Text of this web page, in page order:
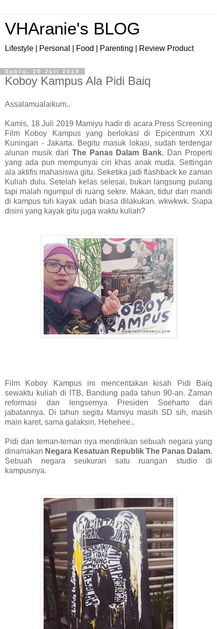
VHAranie's BLOG
Lifestyle | Personal | Food | Parenting | Review Product
Sabtu, 20 Juli 2019
Koboy Kampus Ala Pidi Baiq
Assalamualaikum..
Kamis, 18 Juli 2019 Mamiyu hadir di acara Press Screening
Film Koboy Kampus yang berlokasi di Epicentrum XXI
Kuningan - Jakarta. Begitu masuk lokasi, sudah terdengar
alunan musik dari The Panas Dalam Bank. Dan Properti
yang ada pun mempunyai ciri khas anak muda. Settingan
ala aktifis mahasiswa gitu. Seketika jadi flashback ke zaman
Kuliah dulu. Setelah kelas selesai, bukan langsung pulang
tapi malah ngumpul di ruang sekre. Makan, tidur dan mandi
di kampus tuh kayak udah biasa dilakukan. wkwkwk. Siapa
disini yang kayak gitu juga waktu kuliah?
Film Koboy Kampus ini menceritakan kisah Pidi Baiq
sewaktu kuliah di ITB, Bandung pada tahun 90-an. Zaman
reformasi dan lengsernya Presiden Soeharto dari
jabatannya. Di tahun segitu Mamiyu masih SD sih, masih
main karet, sama galaksin. Hehehee..
Pidi dan teman-teman nya mendirikan sebuah negara yang
dinamakan Negara Kesatuan Republik The Panas Dalam.
Sebuah negara seukuran satu ruangan studio di
kampusnya.